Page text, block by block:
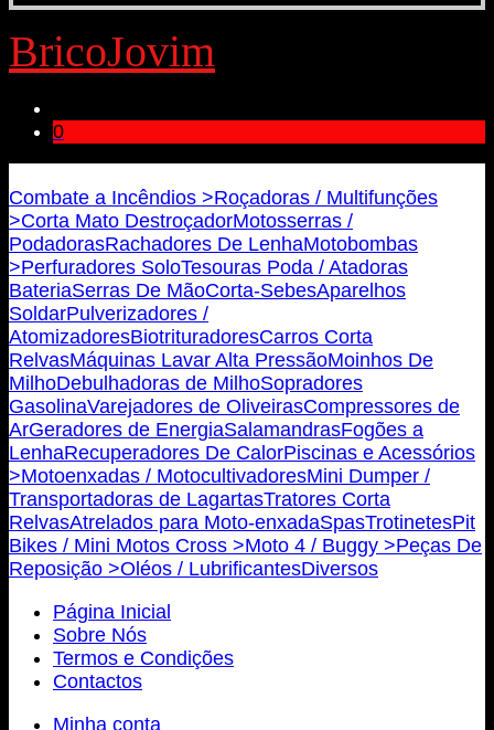
BricoJovim
0
Combate a Incêndios >Roçadoras / Multifunções
>Corta Mato DestroçadorMotosserras /
PodadorasRachadores De LenhaMotobombas
>Perfuradores SoloTesouras Poda / Atadoras
BateriaSerras De MãoCorta-SebesAparelhos
SoldarPulverizadores /
AtomizadoresBiotrituradoresCarros Corta
RelvasMáquinas Lavar Alta PressãoMoinhos De
MilhoDebulhadoras de MilhoSopradores
GasolinaVarejadores de OliveirasCompressores de
ArGeradores de EnergiaSalamandrasFogões a
LenhaRecuperadores De CalorPiscinas e Acessórios
>Motoenxadas / MotocultivadoresMini Dumper /
Transportadoras de LagartasTratores Corta
RelvasAtrelados para Moto-enxadaSpasTrotinetesPit
Bikes / Mini Motos Cross >Moto 4 / Buggy >Peças De
Reposição >Oléos / LubrificantesDiversos
Página Inicial
Sobre Nós
Termos e Condições
Contactos
Minha conta